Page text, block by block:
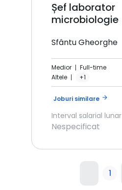
Șef laborator
microbiologie
Sfântu Gheorghe
Medior
Full-time
Altele
+1
Joburi similare arrow_forward
Interval salarial lunar
Nespecificat
1